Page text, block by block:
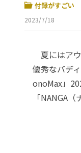
付録がすごい
2023/7/18
夏にはア
優秀なバデ
onoMax」
「NANGA